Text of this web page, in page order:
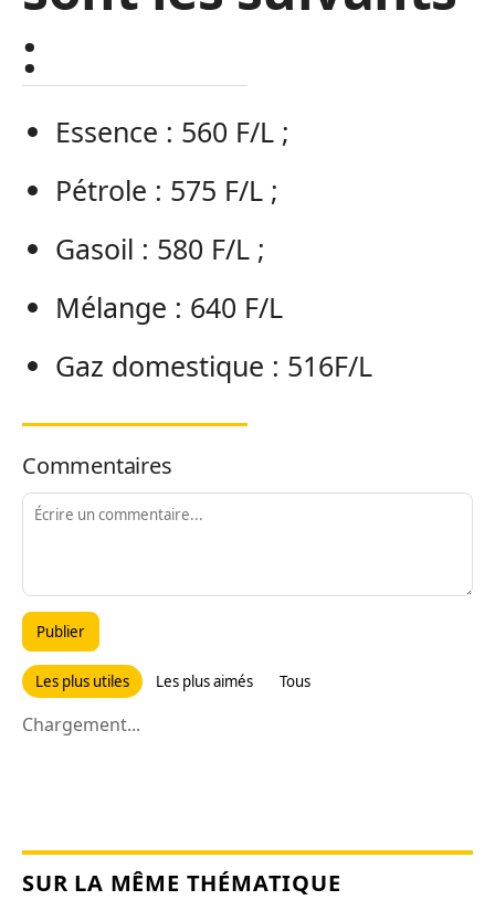
:
Essence : 560 F/L ;
Pétrole : 575 F/L ;
Gasoil : 580 F/L ;
Mélange : 640 F/L
Gaz domestique : 516F/L
Commentaires
Publier
Les plus utiles Les plus aimés Tous
Chargement...
SUR LA MÊME THÉMATIQUE